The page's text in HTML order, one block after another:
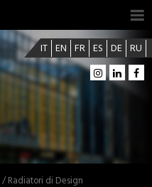
IT EN FR ES DE RU
/ Radiatori di Design